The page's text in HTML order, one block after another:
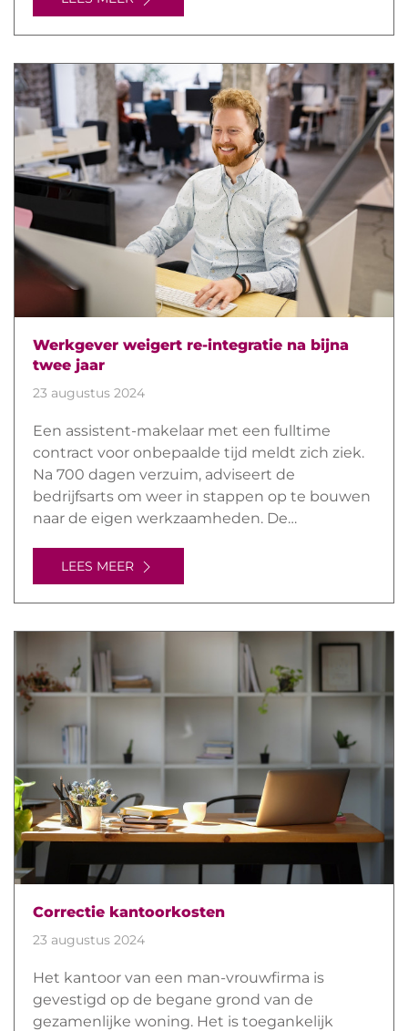
Werkgever weigert re-integratie na bijna
twee jaar
23 augustus 2024
Een assistent-makelaar met een fulltime
contract voor onbepaalde tijd meldt zich ziek.
Na 700 dagen verzuim, adviseert de
bedrijfsarts om weer in stappen op te bouwen
naar de eigen werkzaamheden. De…
LEES MEER
Correctie kantoorkosten
23 augustus 2024
Het kantoor van een man-vrouwfirma is
gevestigd op de begane grond van de
gezamenlijke woning. Het is toegankelijk